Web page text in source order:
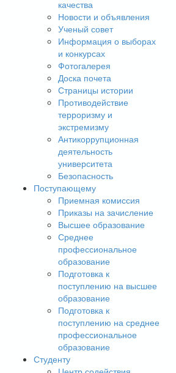
качества
Новости и объявления
Ученый совет
Информация о выборах
и конкурсах
Фотогалерея
Доска почета
Страницы истории
Противодействие
терроризму и
экстремизму
Антикоррупционная
деятельность
университета
Безопасность
Поступающему
Приемная комиссия
Приказы на зачисление
Высшее образование
Среднее
профессиональное
образование
Подготовка к
поступлению на высшее
образование
Подготовка к
поступлению на среднее
профессиональное
образование
Студенту